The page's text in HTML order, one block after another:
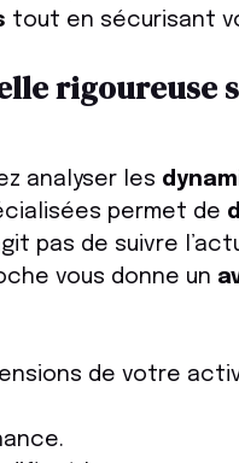
tout en sécurisant
rigoureuse
analyser les
permet de
pas de suivre
vous donne un
de votre